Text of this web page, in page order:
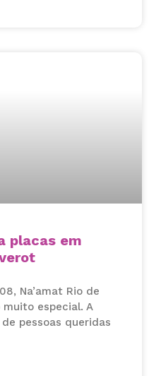
placas em
Na’amat Rio de
especial. A
pessoas queridas